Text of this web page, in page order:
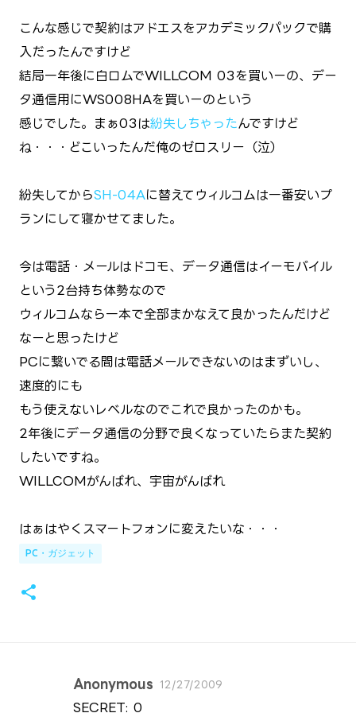
こんな感じで契約はアドエスをアカデミックパックで購
入だったんですけど
結局一年後に白ロムでWILLCOM 03を買いーの、デー
タ通信用にWS008HAを買いーのという
感じでした。まぁ03は紛失しちゃったんですけど
ね・・・どこいったんだ俺のゼロスリー（泣）
紛失してからSH-04Aに替えてウィルコムは一番安いプ
ランにして寝かせてました。
今は電話・メールはドコモ、データ通信はイーモバイル
という2台持ち体勢なので
ウィルコムなら一本で全部まかなえて良かったんだけど
なーと思ったけど
PCに繋いでる間は電話メールできないのはまずいし、
速度的にも
もう使えないレベルなのでこれで良かったのかも。
2年後にデータ通信の分野で良くなっていたらまた契約
したいですね。
WILLCOMがんばれ、宇宙がんばれ
はぁはやくスマートフォンに変えたいな・・・
PC・ガジェット
Anonymous 12/27/2009
SECRET: 0